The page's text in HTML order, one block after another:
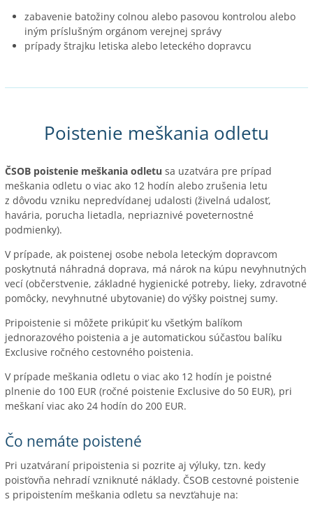
zabavenie batožiny colnou alebo pasovou kontrolou alebo
iným príslušným orgánom verejnej správy
prípady štrajku letiska alebo leteckého dopravcu
Poistenie meškania odletu
ČSOB poistenie meškania odletu sa uzatvára pre prípad
meškania odletu o viac ako 12 hodín alebo zrušenia letu
z dôvodu vzniku nepredvídanej udalosti (živelná udalosť,
havária, porucha lietadla, nepriaznivé poveternostné
podmienky).
V prípade, ak poistenej osobe nebola leteckým dopravcom
poskytnutá náhradná doprava, má nárok na kúpu nevyhnutných
vecí (občerstvenie, základné hygienické potreby, lieky, zdravotné
pomôcky, nevyhnutné ubytovanie) do výšky poistnej sumy.
Pripoistenie si môžete prikúpiť ku všetkým balíkom
jednorazového poistenia a je automatickou súčasťou balíku
Exclusive ročného cestovného poistenia.
V prípade meškania odletu o viac ako 12 hodín je poistné
plnenie do 100 EUR (ročné poistenie Exclusive do 50 EUR), pri
meškaní viac ako 24 hodín do 200 EUR.
Čo nemáte poistené
Pri uzatváraní pripoistenia si pozrite aj výluky, tzn. kedy
poisťovňa nehradí vzniknuté náklady. ČSOB cestovné poistenie
s pripoistením meškania odletu sa nevzťahuje na: